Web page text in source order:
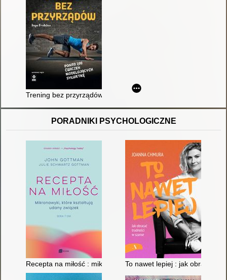
Trening bez przyrządów : ponad 100 skutecznych ćwiczeń
PORADNIKI PSYCHOLOGICZNE
Recepta na miłość : mikronawyki, które kształtują udany
To nawet lepiej : jak obracać